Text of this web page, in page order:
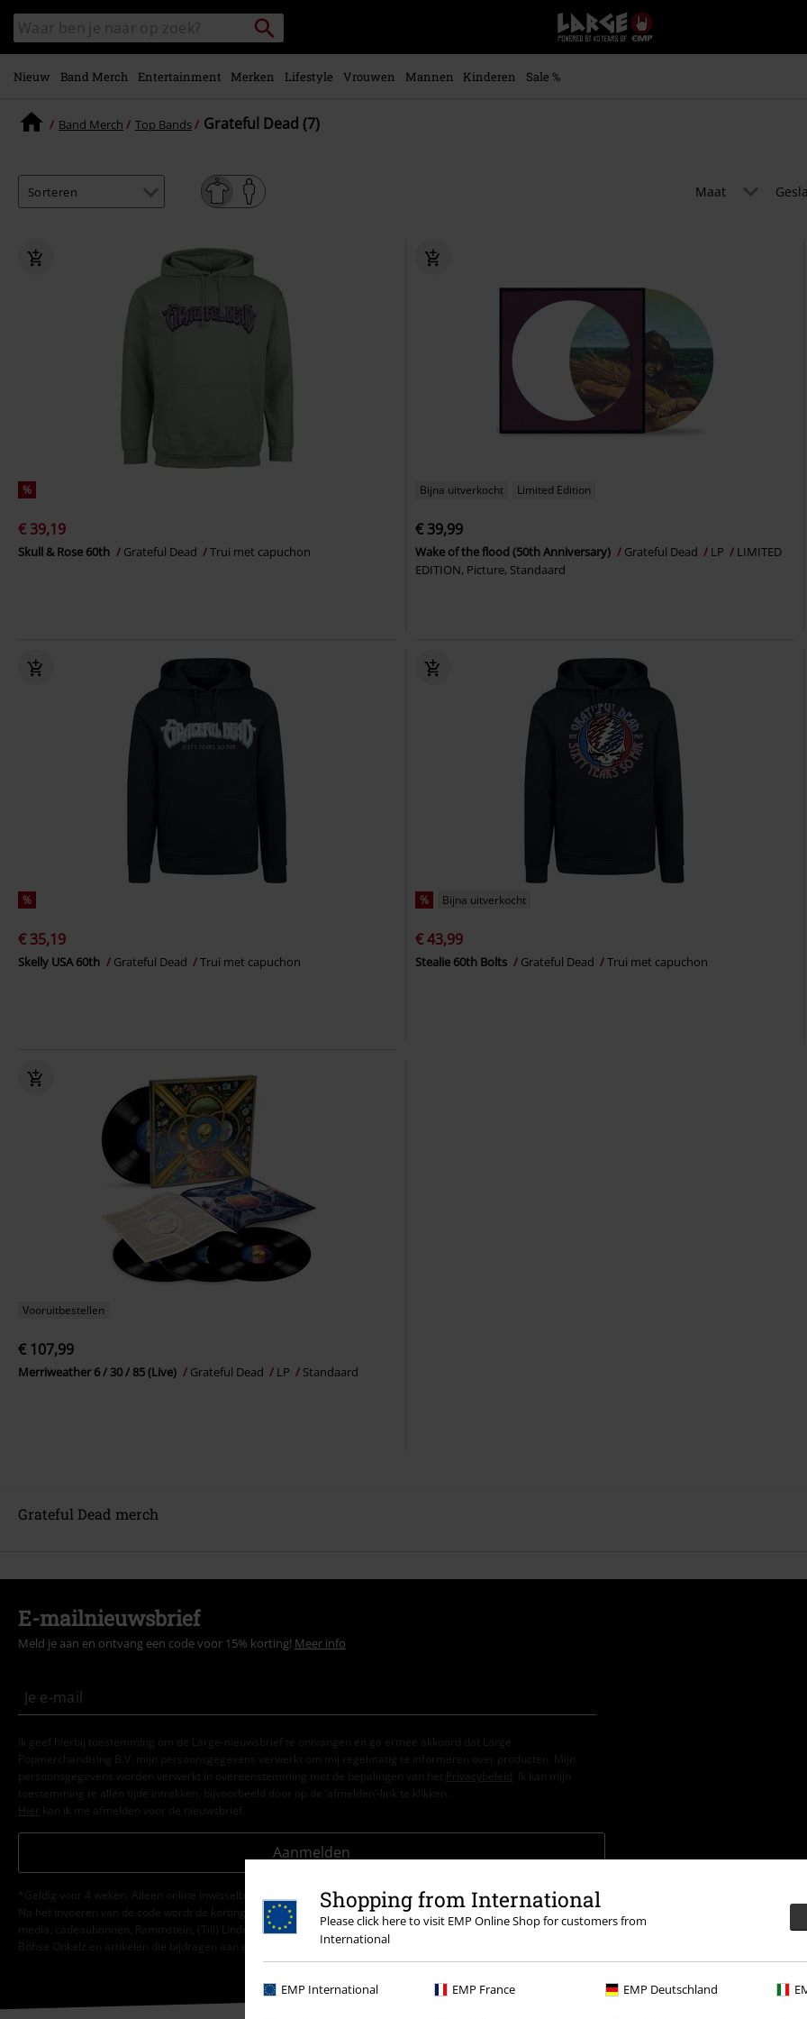
Shopping from International
Please click here to visit EMP Online Shop for customers from
International
EMP International EMP France EMP Deutschland
naar
hoofdinhoud
Zoek
in
catalogus
Packstation
zoeken
Large
–
Muziek-,
Nieuw Band Merch Entertainment Merken Lifestyle Vrouwen Mannen Kinderen Sale %
Band Merch Top Bands Grateful Dead (7)
Maat
%
€ 39,19
Skull & Rose 60th Grateful Dead Trui met capuchon
Bijna uitverkocht Limited Edition
€ 39,99
Wake of the flood (50th Anniversary) Grateful Dead LP
LIMITED
EDITION, Picture, Standaard
%
€ 35,19
Skelly USA 60th Grateful Dead Trui met capuchon
% Bijna uitverkocht
€ 43,99
Stealie 60th Bolts Grateful Dead Trui met capuchon
Vooruitbestellen
€ 107,99
Merriweather 6 / 30 / 85 (Live) Grateful Dead LP Standaard
Grateful Dead merch
E-mailnieuwsbrief
Meld je aan en ontvang een code voor 15% korting! Meer info
Ik geef hierbij toestemming om de Large-nieuwsbrief te ontvangen en ga ermee akkoord dat Large
Popmerchandising B.V. mijn persoonsgegevens verwerkt om mij regelmatig te informeren over producten. Mijn
persoonsgegevens worden verwerkt in overeenstemming met de bepalingen van het
Privacybeleid . Ik kan mijn
toestemming te allen tijde intrekken, bijvoorbeeld door op de ‘afmelden’-link te klikken.
Hier kan ik me afmelden voor de nieuwsbrief.
Aanmelden
*Geldig voor 4 weken. Alleen online inwisselbaar. Kan niet worden gebruikt in combinatie met andere promotiecodes.
Na het invoeren van de code wordt de korting automatisch verrekend in je winkelmandje. Niet geldig op boeken,
media, cadeaubonnen, Rammstein, (Till) Lindemann, Die Ärzte, Die Toten Hosen, Feine Sahne Fischfilet, Broilers,
Böhse Onkelz en artikelen die bijdragen aan een goed doel.